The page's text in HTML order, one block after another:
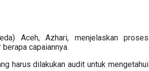
Aceh, Azhari, menjelaskan proses
capaiannya.
harus dilakukan audit untuk mengetahui